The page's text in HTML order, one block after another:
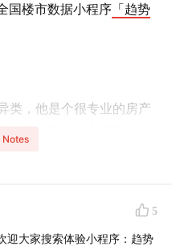
国楼市数据小程序 「趋势
类，他是个很专业的房产
」或「标的」人很多，但
，所有决策都构建在不同
套完整且自洽的操作准
Notes
5
迎大家搜索体验小程序：趋势